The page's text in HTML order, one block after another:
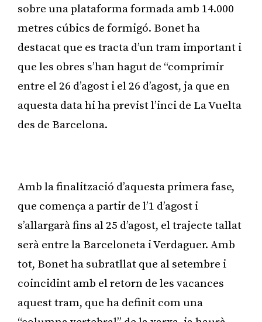
sobre una plataforma formada amb 14.000
metres cúbics de formigó. Bonet ha
destacat que es tracta d’un tram important i
que les obres s’han hagut de “comprimir
entre el 26 d’agost i el 26 d’agost, ja que en
aquesta data hi ha previst l’inci de La Vuelta
des de Barcelona.
Amb la finalització d’aquesta primera fase,
que comença a partir de l’1 d’agost i
s’allargarà fins al 25 d’agost, el trajecte tallat
serà entre la Barceloneta i Verdaguer. Amb
tot, Bonet ha subratllat que al setembre i
coincidint amb el retorn de les vacances
aquest tram, que ha definit com una